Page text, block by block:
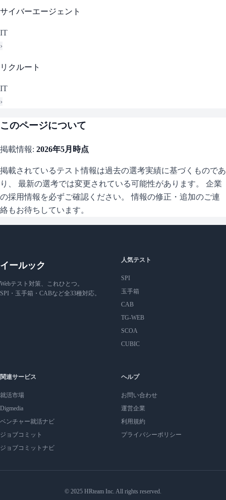
サイバーエージェント
IT
›
リクルート
IT
›
このページについて
掲載情報: 2026年5月 時点
掲載されているテスト情報は過去の選考実績に基づくものであ
り、 最新の選考では変更されている可能性があります。 企業
の採用情報を必ずご確認ください。 情報の修正・追加のご連
絡もお待ちしています。
イールック
Webテスト対策、これひとつ。
SPI・玉手箱・CABなど全33種対応。
人気テスト
SPI
玉手箱
CAB
TG-WEB
SCOA
CUBIC
関連サービス
就活市場
Digmedia
ベンチャー就活ナビ
ジョブコミット
ジョブコミットナビ
ヘルプ
お問い合わせ
運営企業
利用規約
プライバシーポリシー
© 2025 HRteam Inc. All rights reserved.